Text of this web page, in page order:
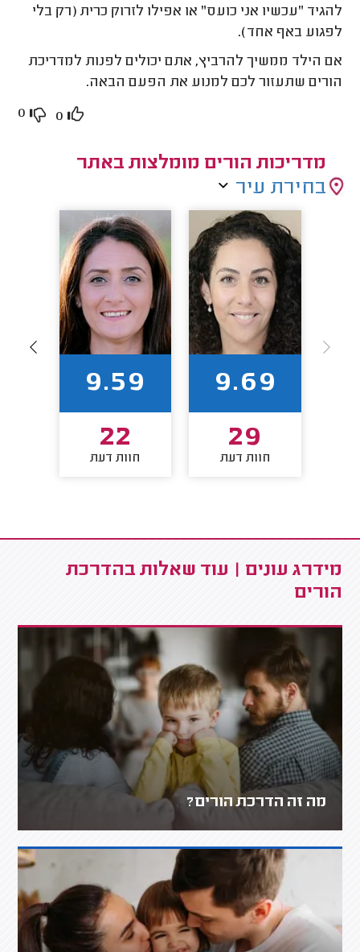
להגיד "עכשיו אני כועס" או אפילו לזרוק כרית (רק בלי
לפגוע באף אחד).
אם הילד ממשיך להרביץ, אתם יכולים לפנות למדריכת
הורים שתעזור לכם למנוע את הפעם הבאה.
0
0
מדריכות הורים מומלצות באתר
בחירת עיר
9.69
29
חוות דעת
9.59
22
חוות דעת
מידרג עונים | עוד שאלות בהדרכת
הורים
מה זה הדרכת הורים?